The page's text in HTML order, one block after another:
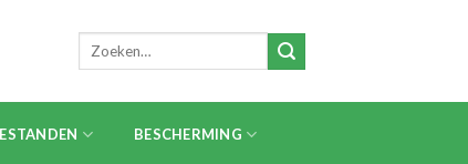
Zoeken
BESCHERMING